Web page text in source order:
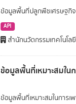
ข้อมูลพื้นที่ปลูกพืชเศรษฐกิ
API
สำนักนวัตกรรมเทคโนโล
ข้อมูลพื้นที่เหมาะสมใน
ข้อมูลพื้นที่เหมาะสมในการ